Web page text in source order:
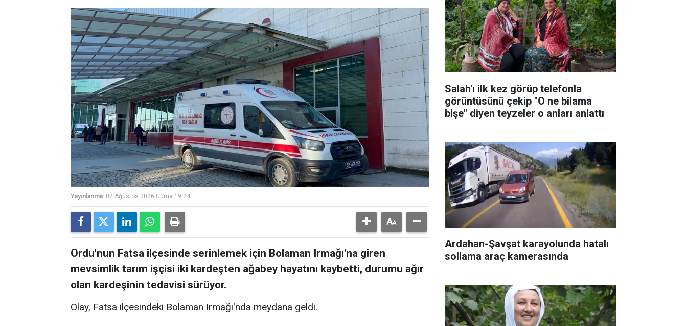
Yayınlanma: 07 Ağustos 2026 Cuma 19:24
Ordu'nun Fatsa ilçesinde serinlemek için Bolaman Irmağı'na giren
mevsimlik tarım işçisi iki kardeşten ağabey hayatını kaybetti, durumu ağır
olan kardeşinin tedavisi sürüyor.
Olay, Fatsa ilçesindeki Bolaman Irmağı'nda meydana geldi.
Salah'ı ilk kez görüp telefonla
görüntüsünü çekip "O ne bilama
bişe" diyen teyzeler o anları anlattı
Ardahan-Şavşat karayolunda hatalı
sollama araç kamerasında